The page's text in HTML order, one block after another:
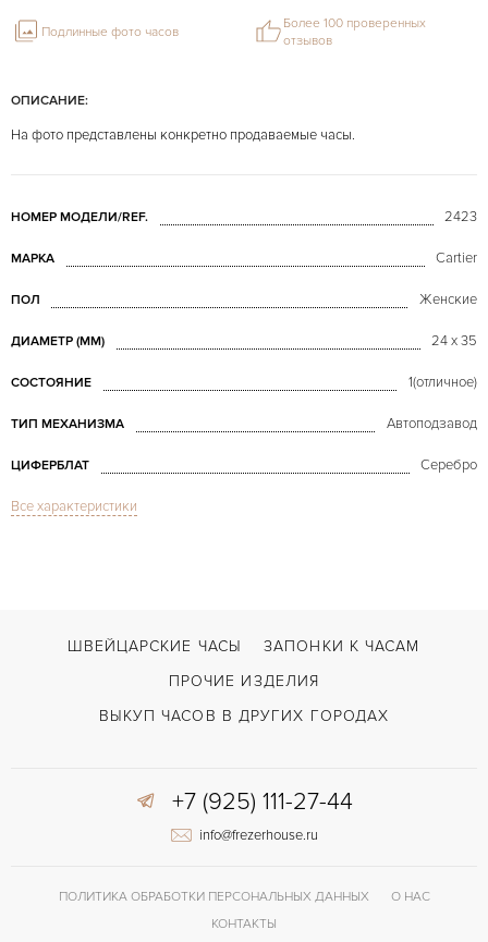
ОПИСАНИЕ:
На фото представлены конкретно продаваемые часы.
НОМЕР МОДЕЛИ/REF. 2423
МАРКА Cartier
ПОЛ Женские
ДИАМЕТР (MM) 24 x 35
СОСТОЯНИЕ 1(отличное)
ТИП МЕХАНИЗМА Автоподзавод
ЦИФЕРБЛАТ Серебро
СТЕКЛО
Двойной сложности застежка
Все характеристики
Подлинные фото часов
Более 100 проверенных
отзывов
ШВЕЙЦАРСКИЕ ЧАСЫ
ЗАПОНКИ К ЧАСАМ
ПРОЧИЕ ИЗДЕЛИЯ
ВЫКУП ЧАСОВ В ДРУГИХ ГОРОДАХ
+7 (925) 111-27-44
info@frezerhouse.ru
ПОЛИТИКА ОБРАБОТКИ ПЕРСОНАЛЬНЫХ ДАННЫХ
О НАС
КОНТАКТЫ